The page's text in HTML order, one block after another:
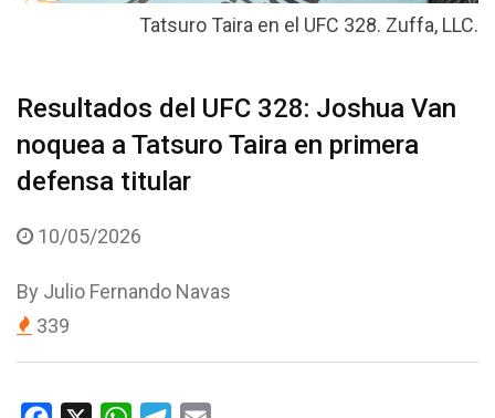
Tatsuro Taira en el UFC 328. Zuffa, LLC.
Resultados del UFC 328: Joshua Van
noquea a Tatsuro Taira en primera
defensa titular
10/05/2026
By Julio Fernando Navas
339